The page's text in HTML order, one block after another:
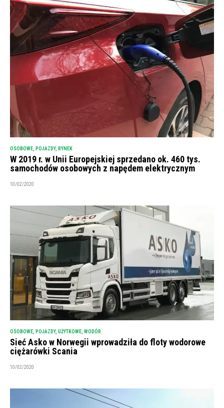
OSOBOWE POJAZDY, RYNEK
W 2019 r. w Unii Europejskiej sprzedano ok. 460 tys.
samochodów osobowych z napędem elektrycznym
10/02/2020
OSOBOWE, POJAZDY, UŻYTKOWE, WODÓR
Sieć Asko w Norwegii wprowadziła do floty wodorowe
ciężarówki Scania
10/02/2020